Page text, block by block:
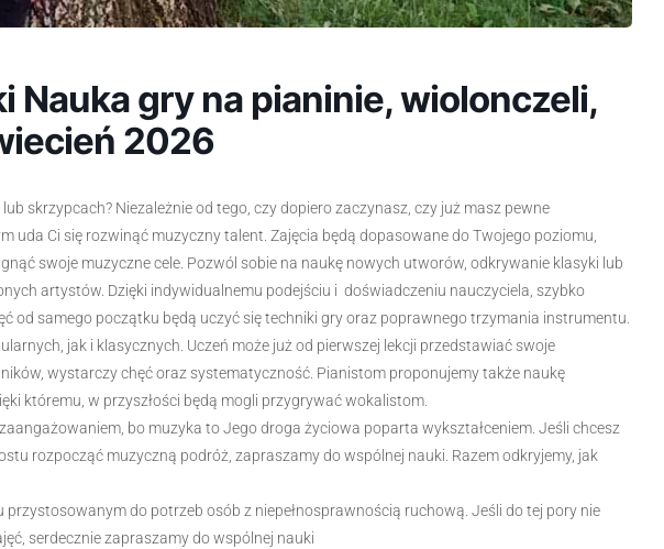
Nauka gry na pianinie, wiolonczeli,
2026
skrzypcach? Niezależnie od tego, czy dopiero zaczynasz, czy już masz pewne
uda Ci się rozwinąć muzyczny talent. Zajęcia będą dopasowane do Twojego poziomu,
swoje muzyczne cele. Pozwól sobie na naukę nowych utworów, odkrywanie klasyki lub
artystów. Dzięki indywidualnemu podejściu i doświadczeniu nauczyciela, szybko
od samego początku będą uczyć się techniki gry oraz poprawnego trzymania instrumentu.
jak i klasycznych. Uczeń może już od pierwszej lekcji przedstawiać swoje
wystarczy chęć oraz systematyczność. Pianistom proponujemy także naukę
któremu, w przyszłości będą mogli przygrywać wokalistom.
bo muzyka to Jego droga życiowa poparta wykształceniem. Jeśli chcesz
rozpocząć muzyczną podróż, zapraszamy do wspólnej nauki. Razem odkryjemy, jak
przystosowanym do potrzeb osób z niepełnosprawnością ruchową. Jeśli do tej pory nie
serdecznie zapraszamy do wspólnej nauki